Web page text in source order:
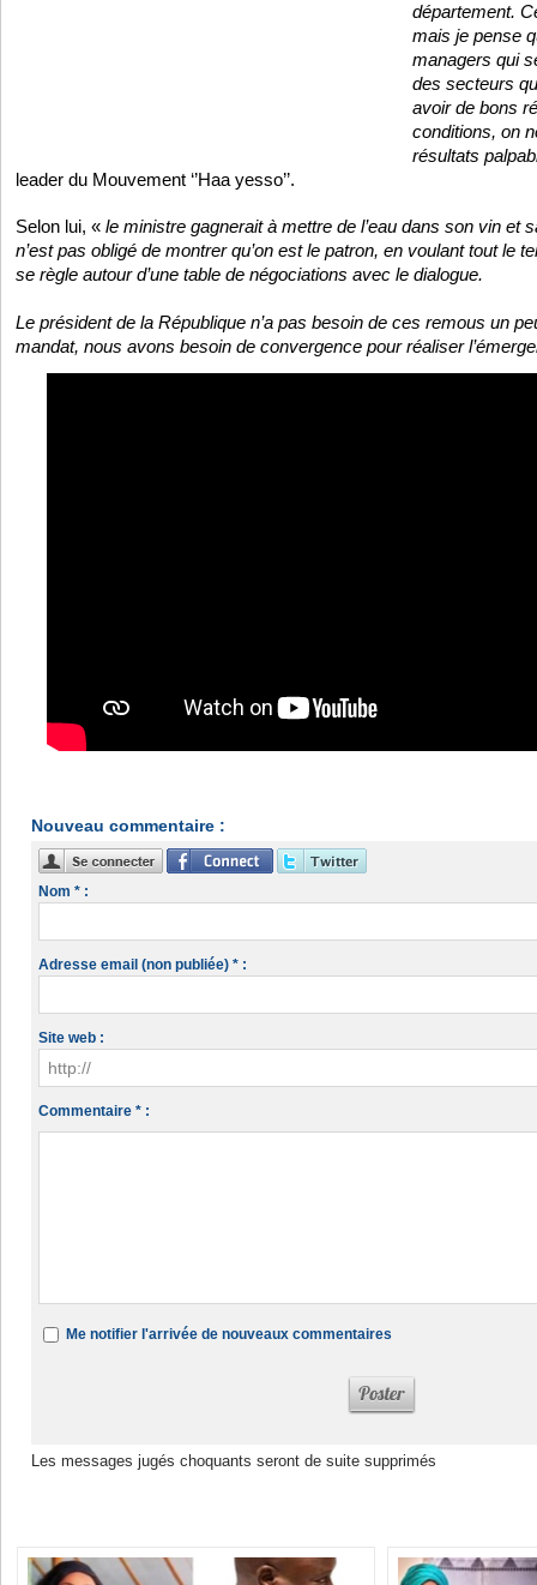
département.
mais je pense
managers qui
des secteurs
avoir de bons
conditions, on
résultats
leader du Mouvement ‘’Haa yesso’’.
Selon lui, «le ministre gagnerait à mettre de l’eau dans son vin et
n’est pas obligé de montrer qu’on est le patron, en voulant tout le
se règle autour d’une table de négociations avec le dialogue.
Le président de la République n’a pas besoin de ces remous un
mandat, nous avons besoin de convergence pour réaliser
Nouveau commentaire :
Nom * :
Adresse email (non publiée) * :
Site web :
Commentaire * :
Me notifier l'arrivée de nouveaux commentaires
Les messages jugés choquants seront de suite supprimés